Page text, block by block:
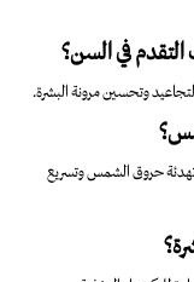
في السن؟
وتحسين مرونة البشرة.
حروق الشمس وتسريع